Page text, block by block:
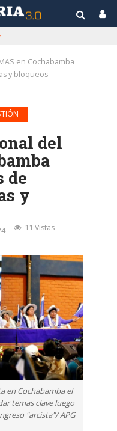
en Cochabamba
y bloqueos
del
de
y
11 Vistas
en Cochabamba el
temas clave luego
"arcista"/ APG